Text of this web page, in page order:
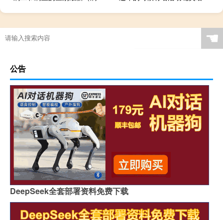
☚
公告
DeepSeek全套部署资料免费下载